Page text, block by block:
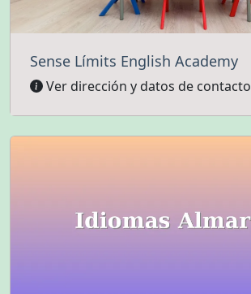
Sense Límits English Academy
Ver dirección y datos de contacto